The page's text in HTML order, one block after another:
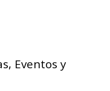
Eventos y